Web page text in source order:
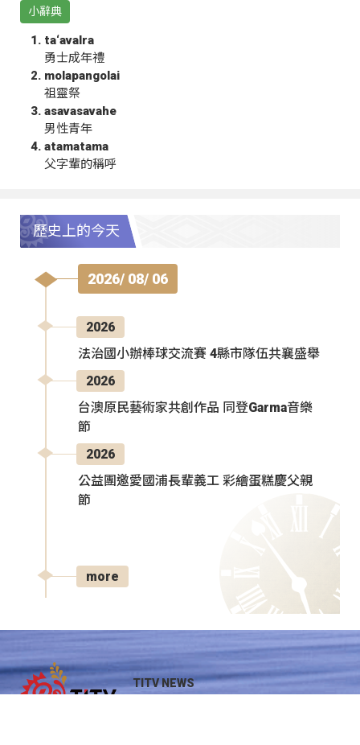
小辭典
ta‘avalra
勇士成年禮
molapangolai
祖靈祭
asavasavahe
男性青年
atamatama
父字輩的稱呼
歷史上的今天
2026/ 08/ 06
2026
法治國小辦棒球交流賽 4縣市隊伍共襄盛舉
2026
台澳原民藝術家共創作品 同登Garma音樂
節
2026
公益團邀愛國浦長輩義工 彩繪蛋糕慶父親
節
more
TITV NEWS